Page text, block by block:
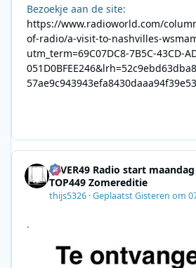
Bezoekje aan de site:
https://www.radioworld.com/
of-radio/a-visit-to-nashvilles-
utm_term=69C07DC8-7B5C-43CD-
4EVER49 Radio start
TOP449 Zomereditie
thijs5326 ·GeplaatstGisteren om
.